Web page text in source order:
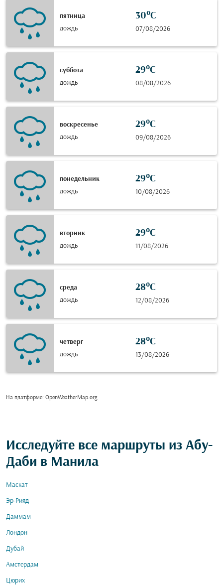
пятница
дождь
30°C
07/08/2026
суббота
дождь
29°C
08/08/2026
воскресенье
дождь
29°C
09/08/2026
понедельник
дождь
29°C
10/08/2026
вторник
дождь
29°C
11/08/2026
среда
дождь
28°C
12/08/2026
четверг
дождь
28°C
13/08/2026
На платформе: OpenWeatherMap.org
Исследуйте все маршруты из Абу-
Даби в Манила
Маскат
Эр-Рияд
Даммам
Лондон
Дубай
Амстердам
Цюрих